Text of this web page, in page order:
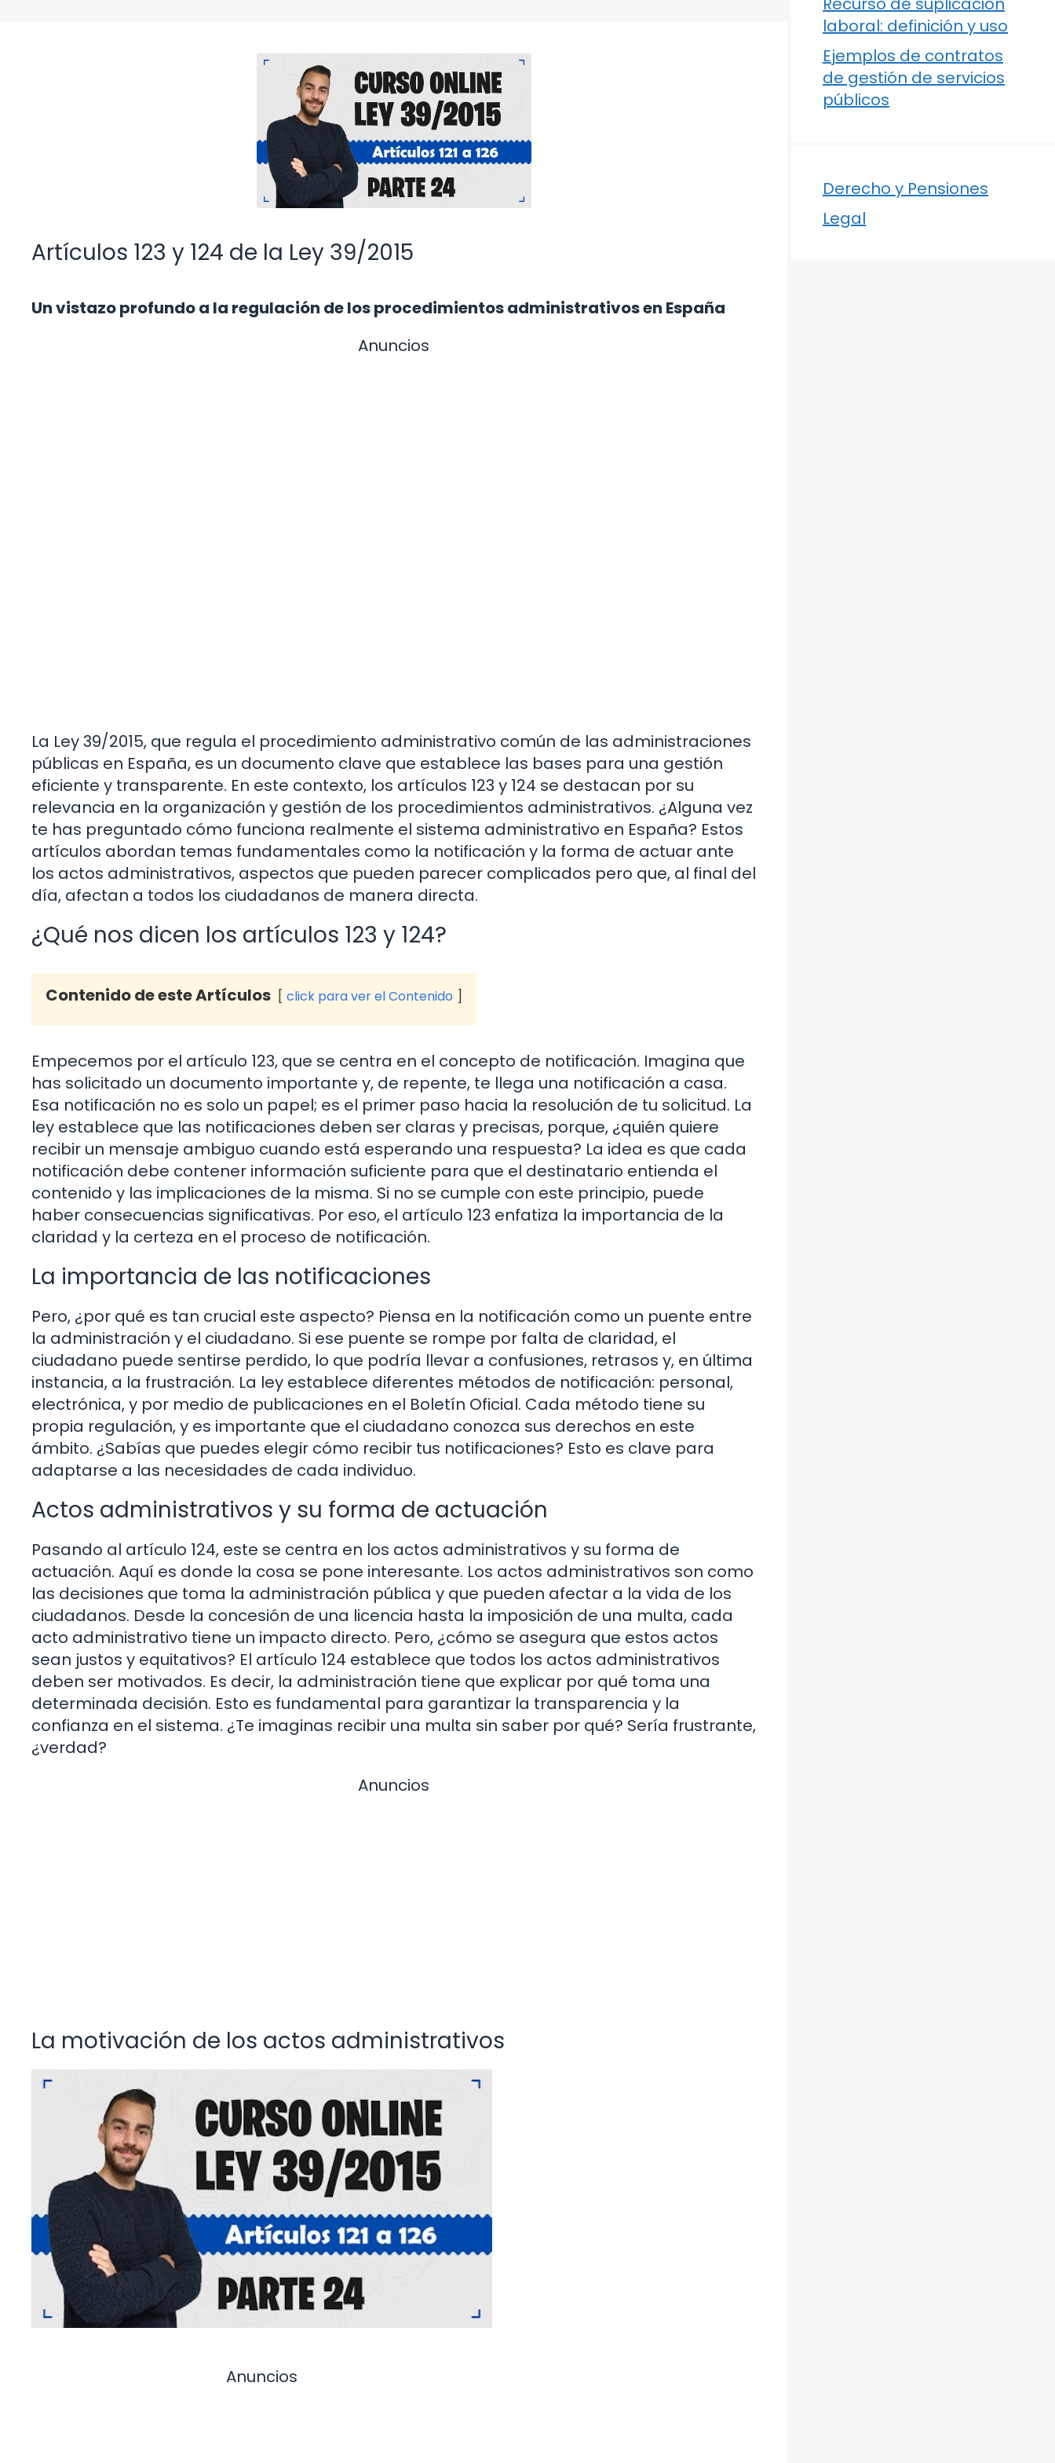
Artículos 123 y 124 de la Ley 39/2015
Un vistazo profundo a la regulación de los procedimientos administrativos en España
Anuncios
La Ley 39/2015, que regula el procedimiento administrativo común de las administraciones
públicas en España, es un documento clave que establece las bases para una gestión
eficiente y transparente. En este contexto, los artículos 123 y 124 se destacan por su
relevancia en la organización y gestión de los procedimientos administrativos. ¿Alguna vez
te has preguntado cómo funciona realmente el sistema administrativo en España? Estos
artículos abordan temas fundamentales como la notificación y la forma de actuar ante
los actos administrativos, aspectos que pueden parecer complicados pero que, al final del
día, afectan a todos los ciudadanos de manera directa.
¿Qué nos dicen los artículos 123 y 124?
Contenido de este Artículos click para ver el Contenido
Empecemos por el artículo 123, que se centra en el concepto de notificación. Imagina que
has solicitado un documento importante y, de repente, te llega una notificación a casa.
Esa notificación no es solo un papel; es el primer paso hacia la resolución de tu solicitud. La
ley establece que las notificaciones deben ser claras y precisas, porque, ¿quién quiere
recibir un mensaje ambiguo cuando está esperando una respuesta? La idea es que cada
notificación debe contener información suficiente para que el destinatario entienda el
contenido y las implicaciones de la misma. Si no se cumple con este principio, puede
haber consecuencias significativas. Por eso, el artículo 123 enfatiza la importancia de la
claridad y la certeza en el proceso de notificación.
La importancia de las notificaciones
Pero, ¿por qué es tan crucial este aspecto? Piensa en la notificación como un puente entre
la administración y el ciudadano. Si ese puente se rompe por falta de claridad, el
ciudadano puede sentirse perdido, lo que podría llevar a confusiones, retrasos y, en última
instancia, a la frustración. La ley establece diferentes métodos de notificación: personal,
electrónica, y por medio de publicaciones en el Boletín Oficial. Cada método tiene su
propia regulación, y es importante que el ciudadano conozca sus derechos en este
ámbito. ¿Sabías que puedes elegir cómo recibir tus notificaciones? Esto es clave para
adaptarse a las necesidades de cada individuo.
Actos administrativos y su forma de actuación
Pasando al artículo 124, este se centra en los actos administrativos y su forma de
actuación. Aquí es donde la cosa se pone interesante. Los actos administrativos son como
las decisiones que toma la administración pública y que pueden afectar a la vida de los
ciudadanos. Desde la concesión de una licencia hasta la imposición de una multa, cada
acto administrativo tiene un impacto directo. Pero, ¿cómo se asegura que estos actos
sean justos y equitativos? El artículo 124 establece que todos los actos administrativos
deben ser motivados. Es decir, la administración tiene que explicar por qué toma una
determinada decisión. Esto es fundamental para garantizar la transparencia y la
confianza en el sistema. ¿Te imaginas recibir una multa sin saber por qué? Sería frustrante,
¿verdad?
Anuncios
La motivación de los actos administrativos
Anuncios
laboral: definición y uso
Ejemplos de contratos
de gestión de servicios
públicos
Derecho y Pensiones
Legal